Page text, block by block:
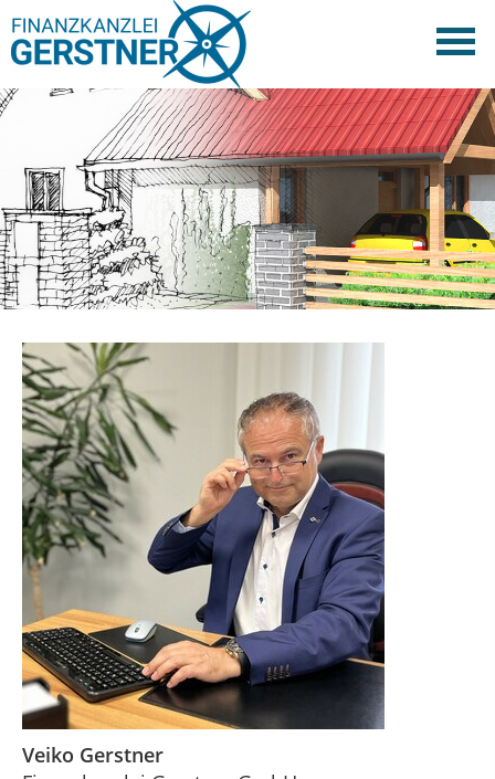
Veiko Gerstner